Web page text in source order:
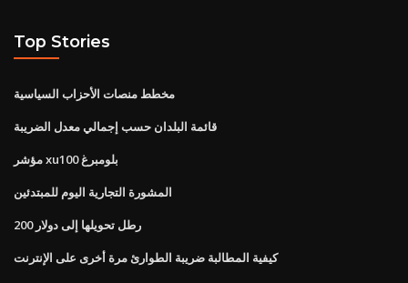
Top Stories
مخطط منصات الأحزاب السياسية
قائمة البلدان حسب إجمالي معدل الضريبة
مؤشر xu100 بلومبرغ
المشورة التجارية اليوم للمبتدئين
200 رطل تحويلها إلى دولار
كيفية المطالبة ضريبة الطوارئ مرة أخرى على الإنترنت